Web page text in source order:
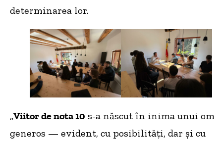
determinarea lor.
„Viitor de nota 10 s-a născut în inima unui om
generos — evident, cu posibilități, dar și cu